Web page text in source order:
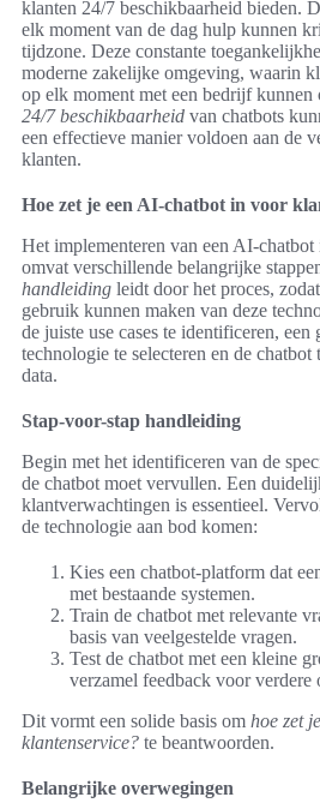
klanten 24/7 beschikbaarheid bieden.
elk moment van de dag hulp kunnen
tijdzone. Deze constante
moderne zakelijke omgeving, waarin
op elk moment met een bedrijf
24/7 beschikbaarheid van chatbots
een effectieve manier voldoen aan de
klanten.
Hoe zet je een AI-chatbot in voor
Het implementeren van een AI-
omvat verschillende belangrijke
handleiding leidt door het proces,
gebruik kunnen maken van deze
de juiste use cases te identificeren, een
technologie te selecteren en de chatbot
data.
Stap-voor-stap handleiding
Begin met het identificeren van de
de chatbot moet vervullen. Een
klantverwachtingen is essentieel.
de technologie aan bod komen:
Kies een chatbot-platform dat
met bestaande systemen.
Train de chatbot met relevante
basis van veelgestelde vragen.
Test de chatbot met een kleine
verzamel feedback voor verdere
Dit vormt een solide basis om hoe zet
klantenservice? te beantwoorden.
Belangrijke overwegingen